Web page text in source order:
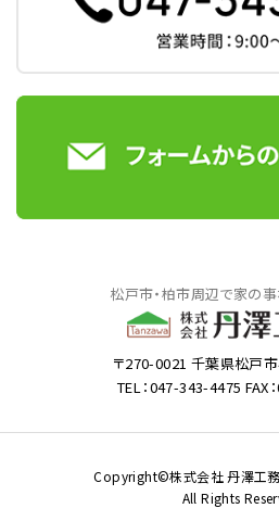
松戸市・柏市周辺で家の
〒270-0021 千葉県松戸
TEL：047-343-4475 FAX
Copyright©株式会社 丹澤工
All Rights